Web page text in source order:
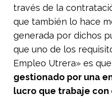
través de la
que también lo hace
generada por dichos
que uno de los
Empleo Utrera» es que
gestionado por una
lucro que trabaje